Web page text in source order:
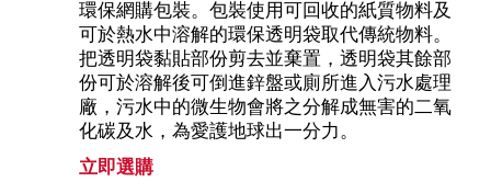
環保網購包裝。包裝使用可回收的紙質物料及
可於熱水中溶解的環保透明袋取代傳統物料。
把透明袋黏貼部份剪去並棄置，透明袋其餘部
份可於溶解後可倒進鋅盤或廁所進入污水處理
廠，污水中的微生物會將之分解成無害的二氧
化碳及水，為愛護地球出一分力。
立即選購